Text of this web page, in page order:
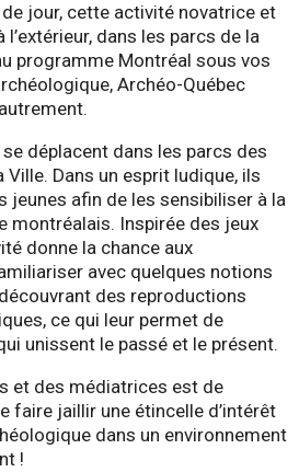
jour, cette activité novatrice et
dans les parcs de la
programme Montréal sous vos
Archéo-Québec
déplacent dans les parcs des
Dans un esprit ludique, ils
jeunes afin de les sensibiliser à la
montréalais. Inspirée des jeux
donne la chance aux
avec quelques notions
des reproductions
ce qui leur permet de
unissent le passé et le présent.
et des médiatrices est de
faire jaillir une étincelle d’intérêt
dans un environnement
!